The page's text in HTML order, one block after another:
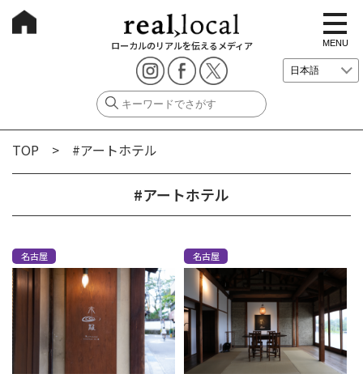
ローカルのリアルを伝えるメディア
t
o
g
g
e
i
i
MENU
TOP > #アートホテル
#アートホテル
名古屋 名古屋